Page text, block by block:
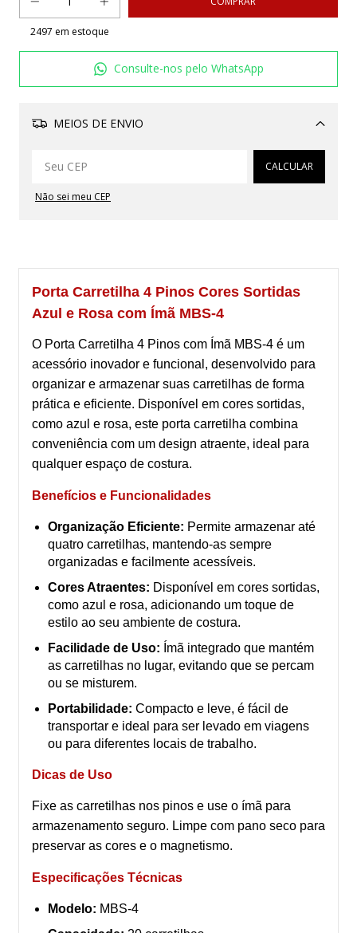
2497 em estoque
Consulte-nos pelo WhatsApp
MEIOS DE ENVIO
Alterar CEP
CALCULAR
Não sei meu CEP
Porta Carretilha 4 Pinos Cores Sortidas
Azul e Rosa com Ímã MBS-4
O Porta Carretilha 4 Pinos com Ímã MBS-4 é um
acessório inovador e funcional, desenvolvido para
organizar e armazenar suas carretilhas de forma
prática e eficiente. Disponível em cores sortidas,
como azul e rosa, este porta carretilha combina
conveniência com um design atraente, ideal para
qualquer espaço de costura.
Benefícios e Funcionalidades
Organização Eficiente: Permite armazenar até
quatro carretilhas, mantendo-as sempre
organizadas e facilmente acessíveis.
Cores Atraentes: Disponível em cores sortidas,
como azul e rosa, adicionando um toque de
estilo ao seu ambiente de costura.
Facilidade de Uso: Ímã integrado que mantém
as carretilhas no lugar, evitando que se percam
ou se misturem.
Portabilidade: Compacto e leve, é fácil de
transportar e ideal para ser levado em viagens
ou para diferentes locais de trabalho.
Dicas de Uso
Fixe as carretilhas nos pinos e use o ímã para
armazenamento seguro. Limpe com pano seco para
preservar as cores e o magnetismo.
Especificações Técnicas
Modelo: MBS-4